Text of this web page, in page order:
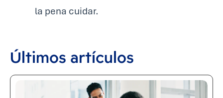
la pena cuidar.
Últimos artículos